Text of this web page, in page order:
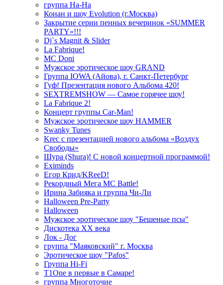
группа На-На
Конан и шоу Evolution (г.Москва)
Закрытие серии пенных вечеринок «SUMMER
PARTY»!!!
Dj`s Magnit & Slider
La Fabrique!
MC Doni
Мужское эротическое шоу GRAND
Группа IOWA (Айова), г. Санкт-Петербург
Гуф! Презентация нового Альбома 420!
SEXTREMSHOW — Самое горячее шоу!
La Fabrique 2!
Концерт группы Car-Man!
Мужское эротическое шоу HAMMER
Swanky Tunes
Krec с презентацией нового альбома «Воздух
Свободы»
Шура (Shura)! С новой концертной программой!
Eximinds
Егор Крид/KReeD!
Рекордный Мега МС Battle!
Ирина Забияка и группа Чи-Ли
Halloween Pre-Party
Halloween
Мужское эротическое шоу "Бешеные псы"
Дискотека ХХ века
Лок - Дог
группа "Маяковский" г. Москва
Эротическое шоу "Pafos"
Группа Hi-Fi
T1One в первые в Самаре!
группа Многоточие